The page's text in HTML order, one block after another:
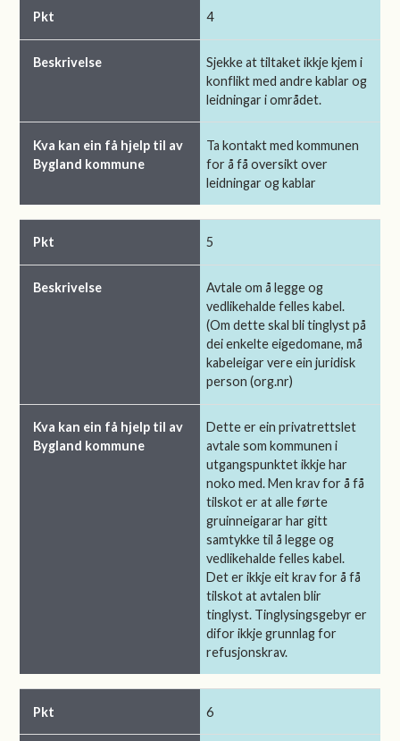
4
Sjekke at tiltaket ikkje kjem i
konflikt med andre kablar og
leidningar i området.
Ta kontakt med kommunen
for å få oversikt over
leidningar og kablar
5
Avtale om å legge og
vedlikehalde felles kabel.
(Om dette skal bli tinglyst på
dei enkelte eigedomane, må
kabeleigar vere ein juridisk
person (org.nr)
Dette er ein privatrettslet
avtale som kommunen i
utgangspunktet ikkje har
noko med. Men krav for å få
tilskot er at alle førte
gruinneigarar har gitt
samtykke til å legge og
vedlikehalde felles kabel.
Det er ikkje eit krav for å få
tilskot at avtalen blir
tinglyst. Tinglysingsgebyr er
difor ikkje grunnlag for
refusjonskrav.
6